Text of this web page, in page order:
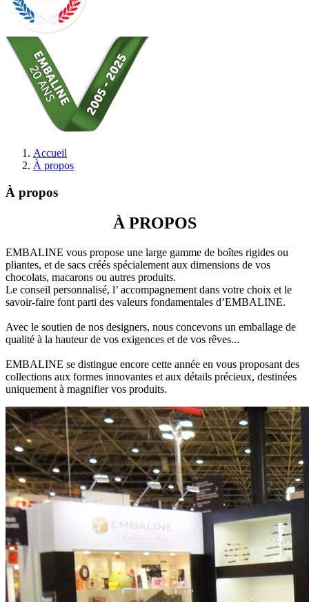
Accueil
À propos
À propos
À PROPOS
EMBALINE vous propose une large gamme de boîtes rigides ou
pliantes, et de sacs créés spécialement aux dimensions de vos
chocolats, macarons ou autres produits.
Le conseil personnalisé, l’ accompagnement dans votre choix et le
savoir-faire font parti des valeurs fondamentales d’EMBALINE.
Avec le soutien de nos designers, nous concevons un emballage de
qualité à la hauteur de vos exigences et de vos rêves...
EMBALINE se distingue encore cette année en vous proposant des
collections aux formes innovantes et aux détails précieux, destinées
uniquement à magnifier vos produits.